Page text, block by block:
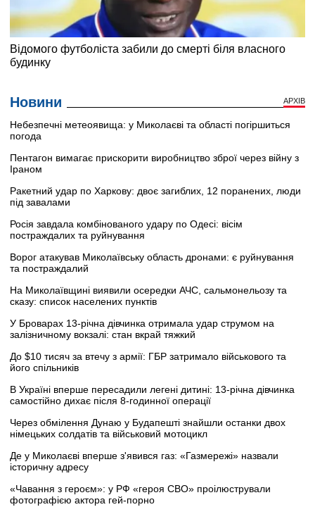
Новини АРХІВ
Небезпечні метеоявища: у Миколаєві та області погіршиться
погода
Пентагон вимагає прискорити виробництво зброї через війну з
Іраном
Ракетний удар по Харкову: двоє загиблих, 12 поранених, люди
під завалами
Росія завдала комбінованого удару по Одесі: вісім
постраждалих та руйнування
Ворог атакував Миколаївську область дронами: є руйнування
та постраждалий
На Миколаївщині виявили осередки АЧС, сальмонельозу та
сказу: список населених пунктів
У Броварах 13-річна дівчинка отримала удар струмом на
залізничному вокзалі: стан вкрай тяжкий
До $10 тисяч за втечу з армії: ГБР затримало військового та
його спільників
В Україні вперше пересадили легені дитині: 13-річна дівчинка
самостійно дихає після 8-годинної операції
Через обмілення Дунаю у Будапешті знайшли останки двох
німецьких солдатів та військовий мотоцикл
Де у Миколаєві вперше з'явився газ: «Газмережі» назвали
історичну адресу
«Чавання з героєм»: у РФ «героя СВО» проілюстрували
фотографією актора гей-порно